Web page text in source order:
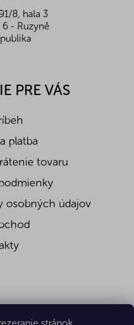
8, hala 3
6 - Ruzyně
PRE VÁS
platba
tovaru
osobných údajov